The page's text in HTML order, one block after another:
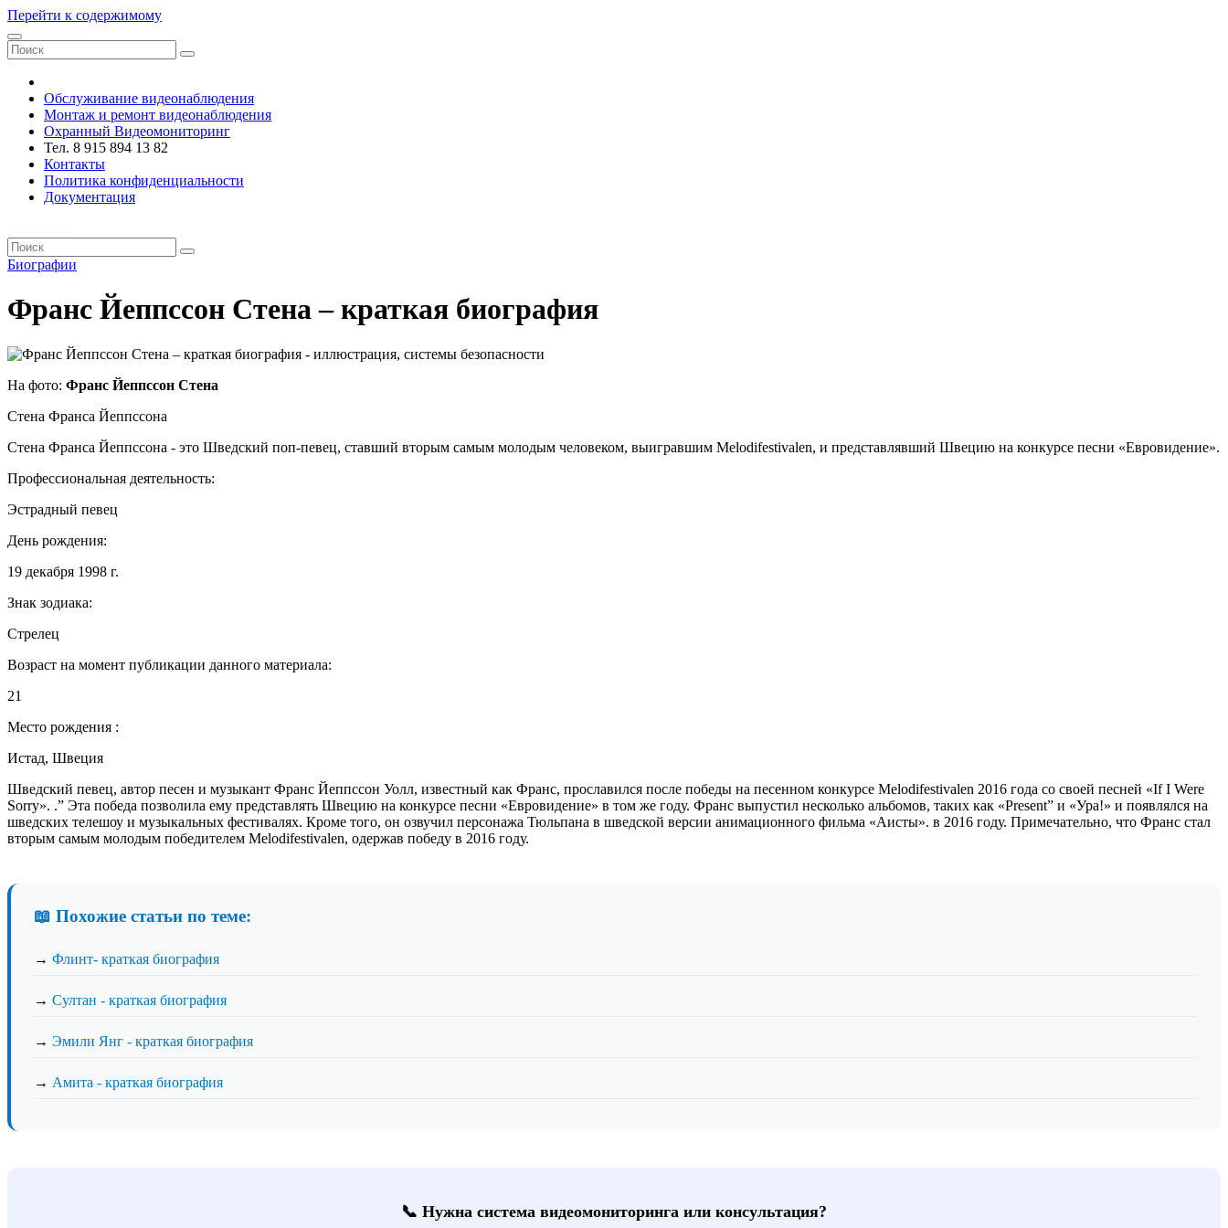
Перейти к содержимому
Обслуживание видеонаблюдения
Монтаж и ремонт видеонаблюдения
Охранный Видеомониторинг
Тел. 8 915 894 13 82
Контакты
Политика конфиденциальности
Документация
Биографии
Франс Йеппссон Стена – краткая биография
На фото: Франс Йеппссон Стена
Стена Франса Йеппссона
Стена Франса Йеппссона - это Шведский поп-певец, ставший вторым самым молодым человеком, выигравшим Melodifestivalen, и представлявший Швецию на конкурсе песни «Евровидение».
Профессиональная деятельность:
Эстрадный певец
День рождения:
19 декабря 1998 г.
Знак зодиака:
Стрелец
Возраст на момент публикации данного материала:
21
Место рождения :
Истад, Швеция
Шведский певец, автор песен и музыкант Франс Йеппссон Уолл, известный как Франс, прославился после победы на песенном конкурсе Melodifestivalen 2016 года со своей песней «If I Were
Sorry». .” Эта победа позволила ему представлять Швецию на конкурсе песни «Евровидение» в том же году. Франс выпустил несколько альбомов, таких как «Present” и «Ура!» и появлялся на
шведских телешоу и музыкальных фестивалях. Кроме того, он озвучил персонажа Тюльпана в шведской версии анимационного фильма «Аисты». в 2016 году. Примечательно, что Франс стал
вторым самым молодым победителем Melodifestivalen, одержав победу в 2016 году.
📖 Похожие статьи по теме:
→ Флинт- краткая биография
→ Султан - краткая биография
→ Эмили Янг - краткая биография
→ Амита - краткая биография
📞 Нужна система видеомониторинга или консультация?